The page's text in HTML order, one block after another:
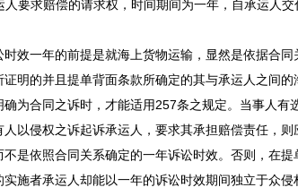
要求赔偿的请求权，时间期间为一年，自承运人交
一年的前提是就海上货物运输，显然是依据合同
明的并且提单背面条款所确定的其与承运人之间的
为合同之诉时，才能适用257条之规定。当事人有
以侵权之诉起诉承运人，要求其承担赔偿责任，则
是依照合同关系确定的一年诉讼时效。否则，在提
施者承运人却能以一年的诉讼时效期间独立于众侵